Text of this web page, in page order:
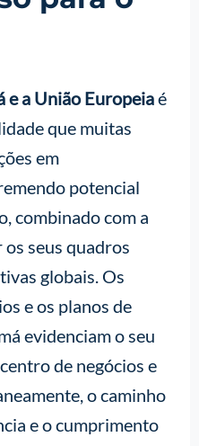
e a União Europeiaé
que muitas
em
potencial
combinado com a
seus quadros
globais. Os
e os planos de
evidenciam o seu
de negócios e
o caminho
e o cumprimento